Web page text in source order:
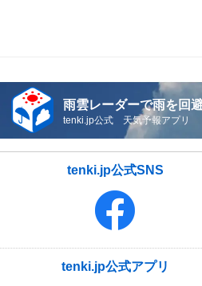
雨雲レーダーで雨を回避
tenki.jp公式 天気予報アプリ
tenki.jp公式SNS
tenki.jp公式アプリ